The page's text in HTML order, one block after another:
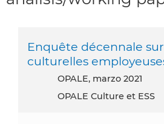
Enquête décennale
culturelles
OPALE, marzo 2021
OPALE Culture et ESS